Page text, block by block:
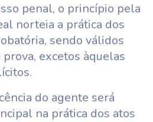
penal, o princípio pela
norteia a prática dos
sendo válidos
excetos àquelas
do agente será
na prática dos atos